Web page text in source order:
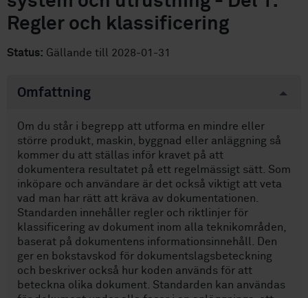
Regler och klassificering
Status: Gällande till 2028-01-31
Omfattning
Om du står i begrepp att utforma en mindre eller
större produkt, maskin, byggnad eller anläggning så
kommer du att ställas inför kravet på att
dokumentera resultatet på ett regelmässigt sätt. Som
inköpare och användare är det också viktigt att veta
vad man har rätt att kräva av dokumentationen.
Standarden innehåller regler och riktlinjer för
klassificering av dokument inom alla teknikområden,
baserat på dokumentens informationsinnehåll. Den
ger en bokstavskod för dokumentslagsbeteckning
och beskriver också hur koden används för att
beteckna olika dokument. Standarden kan användas